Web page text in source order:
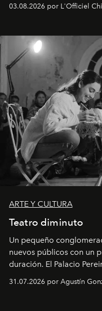
03.08.2026 por L'Officiel
ARTE Y CULTURA
Teatro diminuto
Un pequeño
nuevos públicos con un
duración. El Palacio
miniobras. Sus puestas
31.07.2026 por Agustín